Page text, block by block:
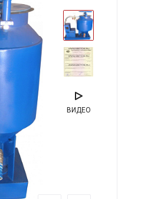
ВИДЕО